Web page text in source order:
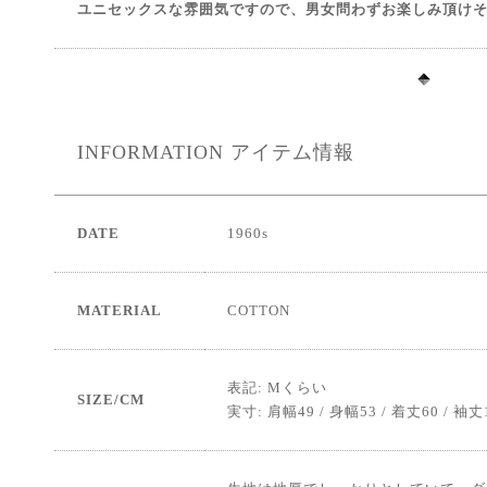
ユニセックスな雰囲気ですので、男女問わずお楽しみ頂けそ
INFORMATION アイテム情報
DATE 1960s
MATERIAL COTTON
SIZE/CM
表記: Mくらい
実寸: 肩幅49 / 身幅53 / 着丈60 / 袖丈